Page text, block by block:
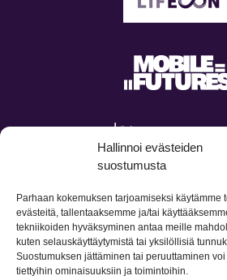
Hallinnoi evästeiden
suostumusta
Parhaan kokemuksen tarjoamiseksi käytämme
evästeitä, tallentaaksemme ja/tai
tekniikoiden hyväksyminen antaa meille
kuten selauskäyttäytymistä tai yksilöllisiä
Suostumuksen jättäminen tai peruuttaminen
tiettyihin ominaisuuksiin ja toimintoihin.